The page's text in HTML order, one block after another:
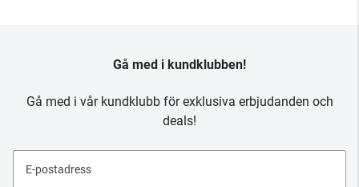
Gå med i kundklubben!
Gå med i vår kundklubb för exklusiva erbjudanden och
deals!
E-postadress